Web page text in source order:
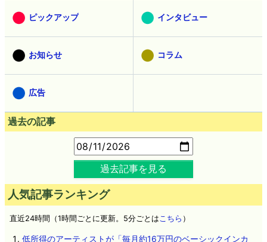
ピックアップ インタビュー
お知らせ コラム
広告
過去の記事
過去記事を見る
人気記事ランキング
直近24時間（1時間ごとに更新。5分ごとはこちら ）
低所得のアーティストが「毎月約16万円のベーシックインカ